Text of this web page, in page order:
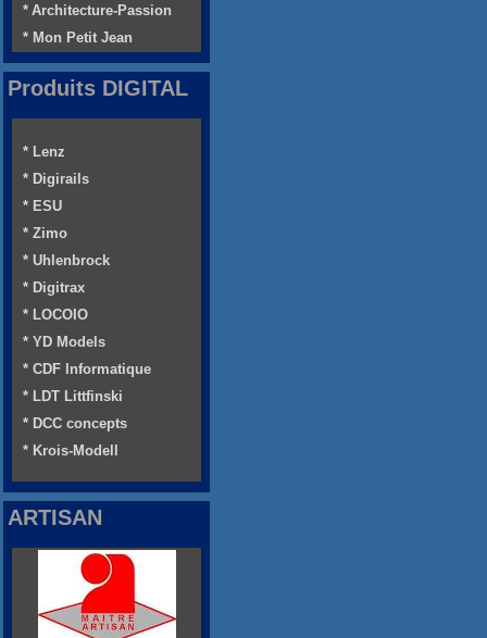
* Architecture-Passion
* Mon Petit Jean
Produits DIGITAL
* Lenz
* Digirails
* ESU
* Zimo
* Uhlenbrock
* Digitrax
* LOCOIO
* YD Models
* CDF Informatique
* LDT Littfinski
* DCC concepts
* Krois-Modell
ARTISAN